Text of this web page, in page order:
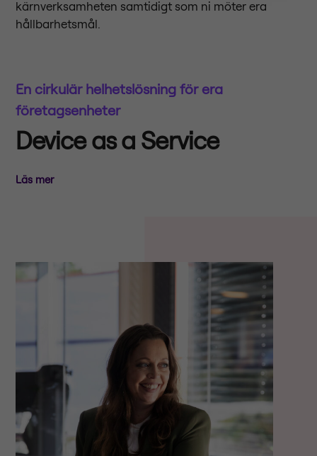
kärnverksamheten samtidigt som ni möter era
hållbarhetsmål.
En cirkulär helhetslösning för era
företagsenheter
Device as a Service
Läs mer